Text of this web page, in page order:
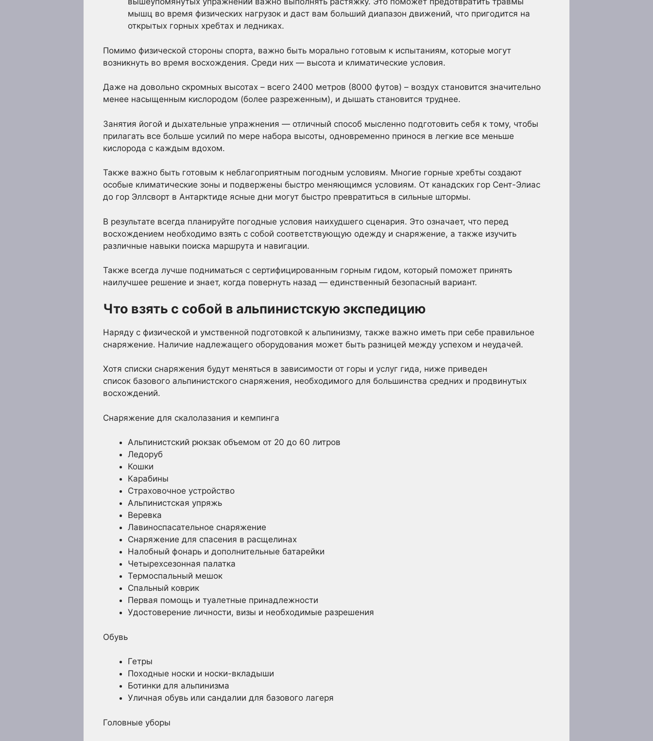
мышц во время физических нагрузок и даст вам больший диапазон движений, что пригодится на
открытых горных хребтах и ледниках.
Помимо физической стороны спорта, важно быть морально готовым к испытаниям, которые могут
возникнуть во время восхождения. Среди них — высота и климатические условия.
Даже на довольно скромных высотах – всего 2400 метров (8000 футов) – воздух становится значительно
менее насыщенным кислородом (более разреженным), и дышать становится труднее.
Занятия йогой и дыхательные упражнения — отличный способ мысленно подготовить себя к тому, чтобы
прилагать все больше усилий по мере набора высоты, одновременно принося в легкие все меньше
кислорода с каждым вдохом.
Также важно быть готовым к неблагоприятным погодным условиям. Многие горные хребты создают
особые климатические зоны и подвержены быстро меняющимся условиям. От канадских гор Сент-Элиас
до гор Эллсворт в Антарктиде ясные дни могут быстро превратиться в сильные штормы.
В результате всегда планируйте погодные условия наихудшего сценария. Это означает, что перед
восхождением необходимо взять с собой соответствующую одежду и снаряжение, а также изучить
различные навыки поиска маршрута и навигации.
Также всегда лучше подниматься с сертифицированным горным гидом, который поможет принять
наилучшее решение и знает, когда повернуть назад — единственный безопасный вариант.
Что взять с собой в альпинистскую экспедицию
Наряду с физической и умственной подготовкой к альпинизму, также важно иметь при себе правильное
снаряжение. Наличие надлежащего оборудования может быть разницей между успехом и неудачей.
Хотя списки снаряжения будут меняться в зависимости от горы и услуг гида, ниже приведен
список базового альпинистского снаряжения, необходимого для большинства средних и продвинутых
восхождений.
Снаряжение для скалолазания и кемпинга
Альпинистский рюкзак объемом от 20 до 60 литров
Ледоруб
Кошки
Карабины
Страховочное устройство
Альпинистская упряжь
Веревка
Лавиноспасательное снаряжение
Снаряжение для спасения в расщелинах
Налобный фонарь и дополнительные батарейки
Четырехсезонная палатка
Термоспальный мешок
Спальный коврик
Первая помощь и туалетные принадлежности
Удостоверение личности, визы и необходимые разрешения
Обувь
Гетры
Походные носки и носки-вкладыши
Ботинки для альпинизма
Уличная обувь или сандалии для базового лагеря
Головные уборы